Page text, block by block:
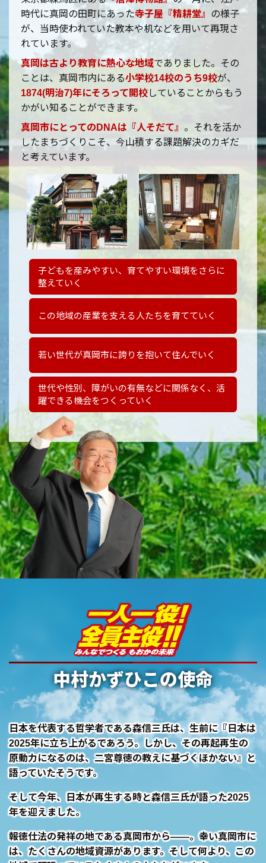
時代に真岡の田町にあった寺子屋『精耕堂』 の様子
が、当時使われていた教本や机などを用いて再現さ
れています。
真岡は古より教育に熱心な地域でありました。その
ことは、真岡市内にある小学校14校のうち9校が、
1874(明治7)年にそろって開校していることからもう
かがい知ることができます。
真岡市にとってのDNAは『人そだて』 。それを活か
したまちづくりこそ、今山積する課題解決のカギだ
と考えています。
子どもを産みやすい、 育てやすい環境をさらに
整えていく
この地域の産業を支える人たちを育てていく
若い世代が真岡市に誇りを抱いて住んでいく
世代や性別、障がいの有無などに関係なく、 活
躍できる機会をつくっていく
中村かずひこの使命
日本を代表する哲学者である森信三氏は、生前に『日本は
2025年に立ち上がるであろう。しかし、その再起再生の
原動力になるのは、二宮尊徳の教えに基づくほかない』と
語っていたそうです。
そして今年、日本が再生する時と森信三氏が語った2025
年を迎えました。
報徳仕法の発祥の地である真岡市から――。幸い真岡市に
は、たくさんの地域資源があります。そして何より、この